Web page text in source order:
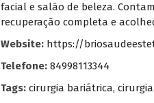
facial e salão de beleza.
recuperação completa e
Website: https://
Telefone: 84998113344
Tags: cirurgia bariátrica,